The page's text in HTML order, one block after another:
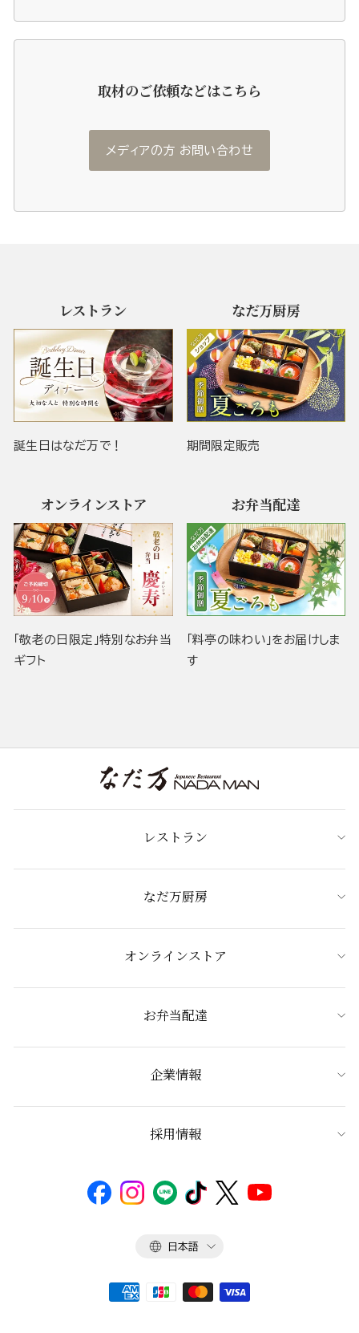
取材のご依頼などはこちら
メディアの方 お問い合わせ
レストラン
誕生日はなだ万で！
なだ万厨房
期間限定販売
オンラインストア
「敬老の日限定」特別なお弁当
ギフト
お弁当配達
「料亭の味わい」をお届けしま
す
レストラン
なだ万厨房
オンラインストア
お弁当配達
企業情報
採用情報
言
日本語